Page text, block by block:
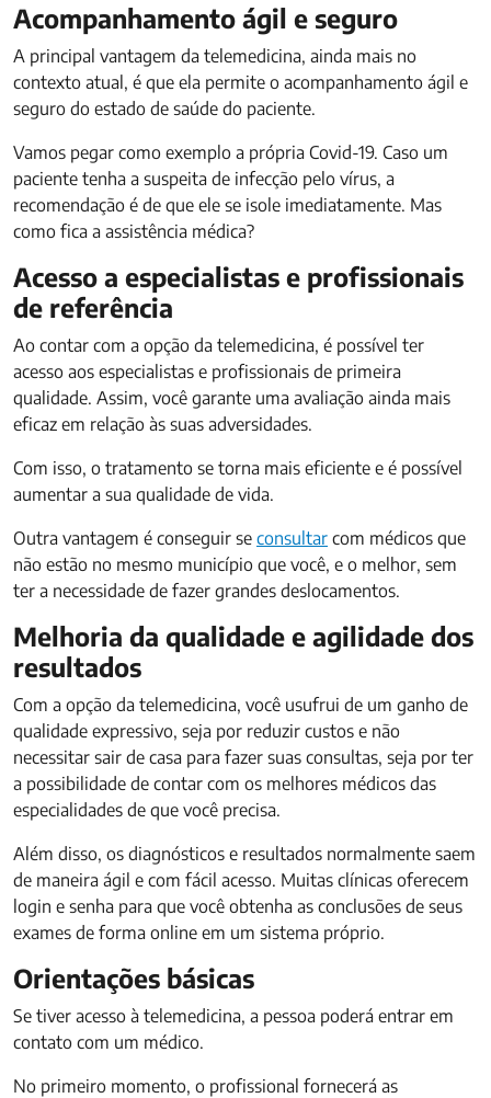
Acompanhamento ágil e seguro
A principal vantagem da telemedicina, ainda mais no
contexto atual, é que ela permite o acompanhamento ágil e
seguro do estado de saúde do paciente.
Vamos pegar como exemplo a própria Covid-19. Caso um
paciente tenha a suspeita de infecção pelo vírus, a
recomendação é de que ele se isole imediatamente. Mas
como fica a assistência médica?
Acesso a especialistas e profissionais
de referência
Ao contar com a opção da telemedicina, é possível ter
acesso aos especialistas e profissionais de primeira
qualidade. Assim, você garante uma avaliação ainda mais
eficaz em relação às suas adversidades.
Com isso, o tratamento se torna mais eficiente e é possível
aumentar a sua qualidade de vida.
Outra vantagem é conseguir se consultar com médicos que
não estão no mesmo município que você, e o melhor, sem
ter a necessidade de fazer grandes deslocamentos.
Melhoria da qualidade e agilidade dos
resultados
Com a opção da telemedicina, você usufrui de um ganho de
qualidade expressivo, seja por reduzir custos e não
necessitar sair de casa para fazer suas consultas, seja por ter
a possibilidade de contar com os melhores médicos das
especialidades de que você precisa.
Além disso, os diagnósticos e resultados normalmente saem
de maneira ágil e com fácil acesso. Muitas clínicas oferecem
login e senha para que você obtenha as conclusões de seus
exames de forma online em um sistema próprio.
Orientações básicas
Se tiver acesso à telemedicina, a pessoa poderá entrar em
contato com um médico.
No primeiro momento, o profissional fornecerá as